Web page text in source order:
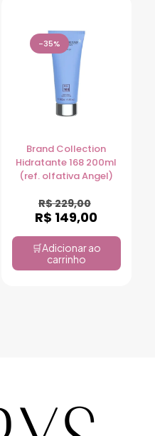
-35%
Brand Collection
Hidratante 168 200ml
(ref. olfativa Angel)
R$229,00
R$ 149,00
Adicionar ao
carrinho